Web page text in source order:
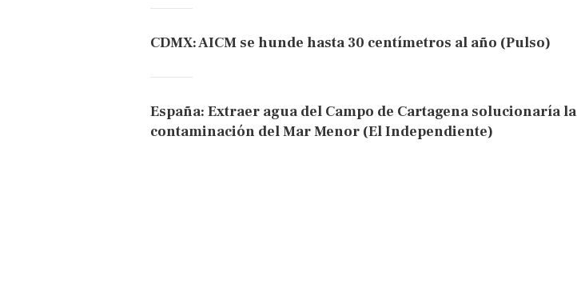
CDMX: AICM se hunde hasta 30 centímetros al año (Pulso)
España: Extraer agua del Campo de Cartagena solucionaría la
contaminación del Mar Menor (El Independiente)